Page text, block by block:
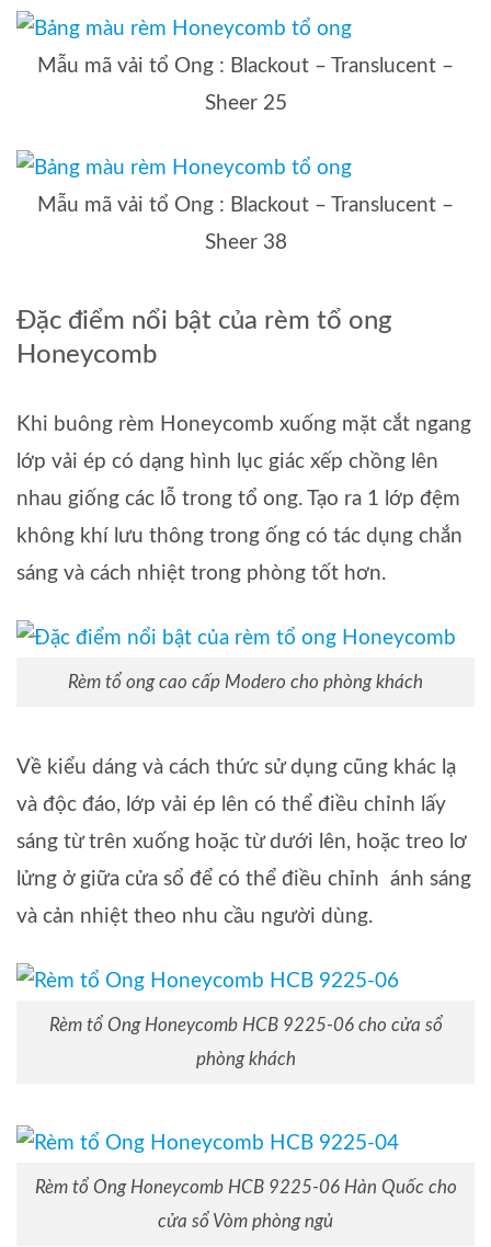
Mẫu mã vải tổ Ong : Blackout – Translucent –
Sheer 25
Mẫu mã vải tổ Ong : Blackout – Translucent –
Sheer 38
Đặc điểm nổi bật của rèm tổ ong
Honeycomb
Khi buông rèm Honeycomb xuống mặt cắt ngang
lớp vải ép có dạng hình lục giác xếp chồng lên
nhau giống các lỗ trong tổ ong. Tạo ra 1 lớp đệm
không khí lưu thông trong ống có tác dụng chắn
sáng và cách nhiệt trong phòng tốt hơn.
Rèm tổ ong cao cấp Modero cho phòng khách
Về kiểu dáng và cách thức sử dụng cũng khác lạ
và độc đáo, lớp vải ép lên có thể điều chỉnh lấy
sáng từ trên xuống hoặc từ dưới lên, hoặc treo lơ
lửng ở giữa cửa sổ để có thể điều chỉnh ánh sáng
và cản nhiệt theo nhu cầu người dùng.
Rèm tổ Ong Honeycomb HCB 9225-06 cho cửa sổ
phòng khách
Rèm tổ Ong Honeycomb HCB 9225-06 Hàn Quốc cho
cửa sổ Vòm phòng ngủ